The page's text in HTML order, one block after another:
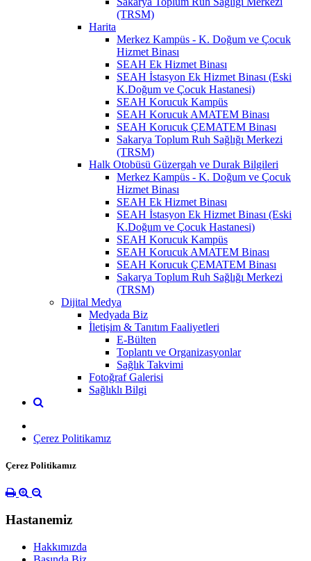
(TRSM)
Harita
Merkez Kampüs - K. Doğum ve Çocuk
Hizmet Binası
SEAH Ek Hizmet Binası
SEAH İstasyon Ek Hizmet Binası (Eski
K.Doğum ve Çocuk Hastanesi)
SEAH Korucuk Kampüs
SEAH Korucuk AMATEM Binası
SEAH Korucuk ÇEMATEM Binası
Sakarya Toplum Ruh Sağlığı Merkezi
(TRSM)
Halk Otobüsü Güzergah ve Durak Bilgileri
Merkez Kampüs - K. Doğum ve Çocuk
Hizmet Binası
SEAH Ek Hizmet Binası
SEAH İstasyon Ek Hizmet Binası (Eski
K.Doğum ve Çocuk Hastanesi)
SEAH Korucuk Kampüs
SEAH Korucuk AMATEM Binası
SEAH Korucuk ÇEMATEM Binası
Sakarya Toplum Ruh Sağlığı Merkezi
(TRSM)
Dijital Medya
Medyada Biz
İletişim & Tanıtım Faaliyetleri
E-Bülten
Toplantı ve Organizasyonlar
Sağlık Takvimi
Fotoğraf Galerisi
Sağlıklı Bilgi
Çerez Politikamız
Çerez Politikamız
Hastanemiz
Hakkımızda